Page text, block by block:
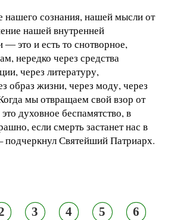
нашего сознания, нашей мысли от
нашей внутренней
это и есть то снотворное,
нередко через средства
через литературу,
образ жизни, через моду, через
мы отвращаем свой взор от
духовное беспамятство, в
если смерть застанет нас в
подчеркнул Святейший Патриарх.
3 4 5 6